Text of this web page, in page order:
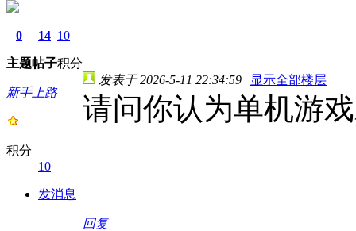
0
主题
14
帖子
10
积分
新手上路
积分
10
发消息
发表于 2026-5-11 22:34:59 | 显示全部楼层
请问你认为单机游
回复